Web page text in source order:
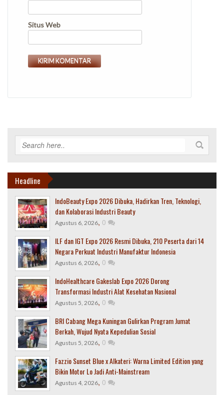
Situs Web
Headline
IndoBeauty Expo 2026 Dibuka, Hadirkan Tren, Teknologi,
dan Kolaborasi Industri Beauty
Agustus 6, 2026, 0
ILF dan IGT Expo 2026 Resmi Dibuka, 210 Peserta dari 14
Negara Perkuat Industri Manufaktur Indonesia
Agustus 6, 2026, 0
IndoHealthcare Gakeslab Expo 2026 Dorong
Transformasi Industri Alat Kesehatan Nasional
Agustus 5, 2026, 0
BRI Cabang Mega Kuningan Gulirkan Program Jumat
Berkah, Wujud Nyata Kepedulian Sosial
Agustus 5, 2026, 0
Fazzio Sunset Blue x Alkateri: Warna Limited Edition yang
Bikin Motor Lo Jadi Anti-Mainstream
Agustus 4, 2026, 0